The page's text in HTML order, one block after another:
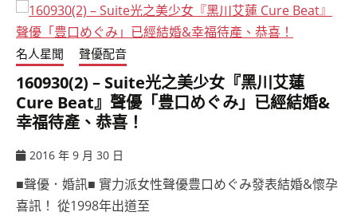
名人星聞 聲優配音
160930(2) – Suite光之美少女『黑川艾蓮
Cure Beat』聲優「豊口めぐみ」已經結婚&
幸福待產、恭喜！
2016 年 9 月 30 日
■聲優．婚訊■ 實力派女性聲優豊口めぐみ發表結婚&懷孕
喜訊！ 從1998年出道至